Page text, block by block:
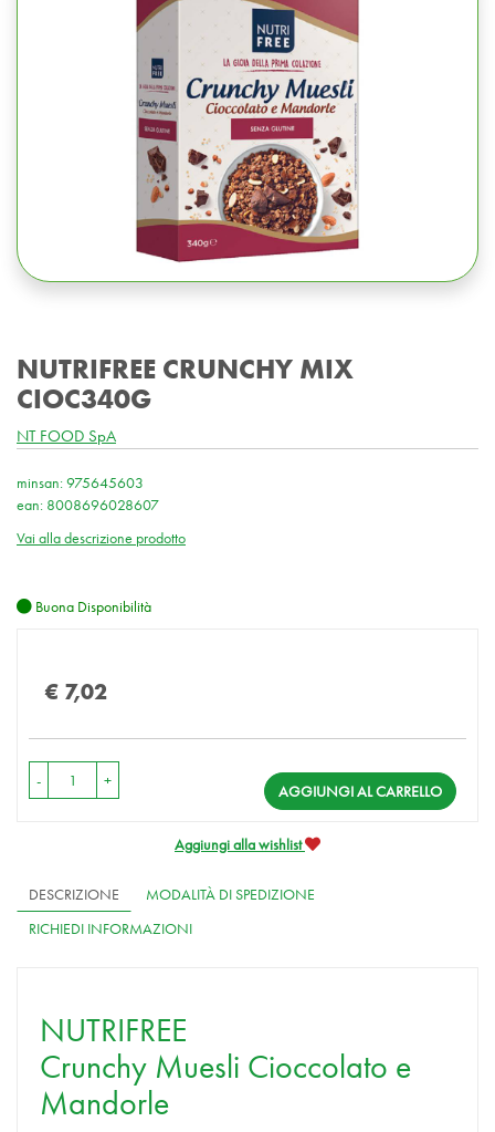
NUTRIFREE CRUNCHY MIX
CIOC340G
NT FOOD SpA
minsan: 975645603
ean: 8008696028607
Vai alla descrizione prodotto
Buona Disponibilità
€ 7,02
- +
AGGIUNGI AL CARRELLO
Aggiungi alla wishlist
DESCRIZIONE
MODALITÀ DI SPEDIZIONE
RICHIEDI INFORMAZIONI
NUTRIFREE
Crunchy Muesli Cioccolato e
Mandorle